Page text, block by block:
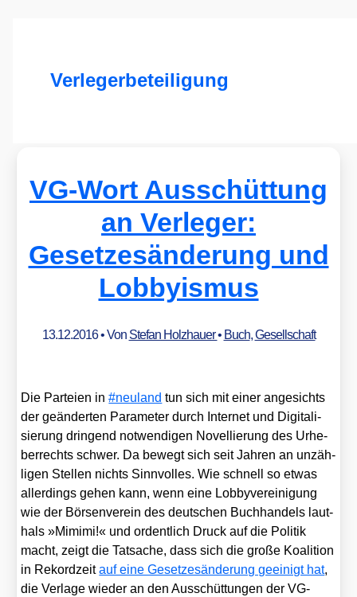
Verlegerbeteiligung
VG-Wort Ausschüttung
an Verleger:
Gesetzesänderung und
Lobbyismus
13.12.2016• Von Stefan Holzhauer• Buch,Gesellschaft
Die Par­tei­en in#neu­land tun sich mit einer ange­sichts
der geän­der­ten Para­me­ter durch Inter­net und Digi­ta­li­
sie­rung drin­gend not­wen­di­gen Novel­lie­rung des Urhe­
ber­rechts schwer. Da bewegt sich seit Jah­ren an unzäh­
li­gen Stel­len nichts Sinn­vol­les. Wie schnell so etwas
aller­dings gehen kann, wenn eine Lob­by­ver­ei­ni­gung
wie der Bör­sen­ver­ein des deut­schen Buch­han­dels laut­
hals »Mim­i­mi!« und ordent­lich Druck auf die Poli­tik
macht, zeigt die Tat­sa­che, dass sich die gro­ße Koali­ti­on
in Rekord­zeitauf eine Geset­zes­än­de­rung geei­nigt hat,
die Ver­la­ge wie­der an den Aus­schüt­tun­gen der VG-